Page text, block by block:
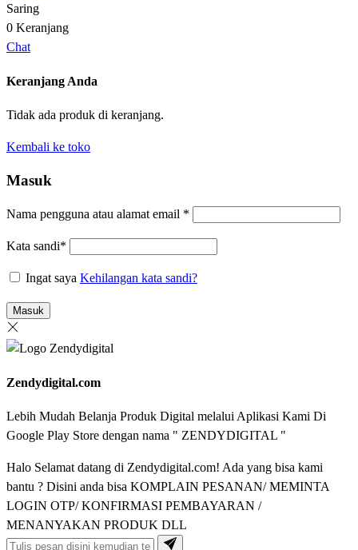
Saring
0 Keranjang
Chat
Keranjang Anda
Tidak ada produk di keranjang.
Kembali ke toko
Masuk
Nama pengguna atau alamat email *
Kata sandi*
Ingat saya Kehilangan kata sandi?
Masuk
Zendydigital.com
Lebih Mudah Belanja Produk Digital melalui Aplikasi Kami Di
Google Play Store dengan nama " ZENDYDIGITAL "
Halo Selamat datang di Zendydigital.com! Ada yang bisa kami
bantu ? Disini anda bisa KOMPLAIN PESANAN/ MEMINTA
LOGIN OTP/ KONFIRMASI PEMBAYARAN /
MENANYAKAN PRODUK DLL